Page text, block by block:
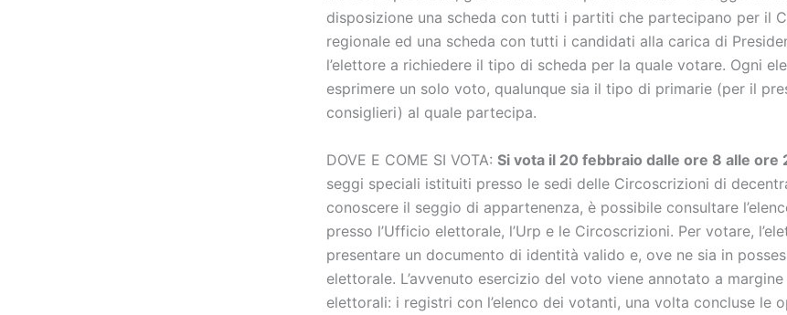
disposizione una scheda con tutti i partiti che partecipano per il
regionale ed una scheda con tutti i candidati alla carica di
l’elettore a richiedere il tipo di scheda per la quale votare. Ogni
esprimere un solo voto, qualunque sia il tipo di primarie (per il
consiglieri) al quale partecipa.
DOVE E COME SI VOTA: Si vota il 20 febbraio dalle ore 8 alle ore
seggi speciali istituiti presso le sedi delle Circoscrizioni di
conoscere il seggio di appartenenza, è possibile consultare
presso l’Ufficio elettorale, l’Urp e le Circoscrizioni. Per votare,
presentare un documento di identità valido e, ove ne sia in
elettorale. L’avvenuto esercizio del voto viene annotato a
elettorali: i registri con l’elenco dei votanti, una volta concluse le